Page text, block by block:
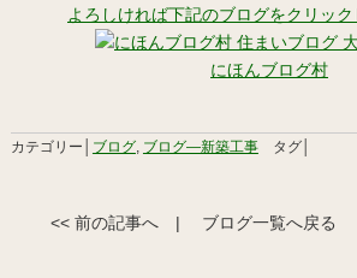
よろしければ下記のブログをクリック
にほんブログ村
カテゴリー│ ブログ, ブログ―新築工事タグ│
<< 前の記事へ | ブログ一覧へ戻る